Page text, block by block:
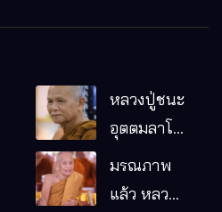
หลวงปู่ชนะ
อุตตมลาโภ
หมากอื๋อ
มรณภาพ
แล้ว หลวง